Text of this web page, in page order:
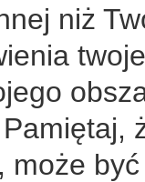
niż
może